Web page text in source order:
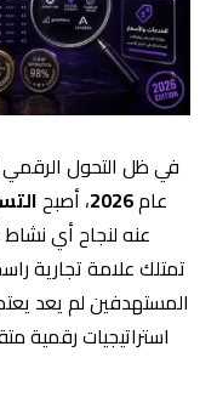
في ظل التحول
عام2026، أصبح
عنه لنجاح أي
تمتلك علامة تجارية
المستهدفين لم يعد
استراتيجيات